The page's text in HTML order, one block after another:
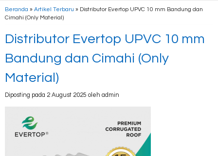
Beranda » Artikel Terbaru » Distributor Evertop UPVC 10 mm Bandung dan
Cimahi (Only Material)
Distributor Evertop UPVC 10 mm
Bandung dan Cimahi (Only
Material)
Diposting pada 2 August 2025 oleh admin